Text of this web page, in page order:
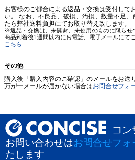
お客様のご都合による返品・交換は受付して
い。 なお、不良品、破損、汚損、数量不足、
たら弊社送料負担にてお取り替え致します。
※返品・交換は、未開封、未使用のものに限らせ
商品到着後1週間以内にお電話、電子メールにて
こちら
その他
購入後「購入内容のご確認」のメールをお送
万が一メールが届かない場合はお問合せフォ
お問い合わせはお問合せフォ
たします